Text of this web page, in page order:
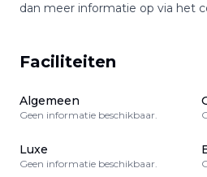
dan meer informatie op via het
Faciliteiten
Algemeen
Geen informatie beschikbaar.
Luxe
Geen informatie beschikbaar.